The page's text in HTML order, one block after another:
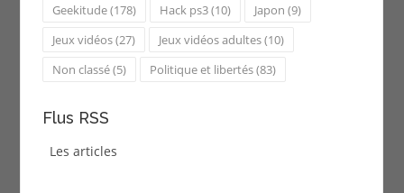
Geekitude(178) Hack ps3(10) Japon (9)
Jeux vidéos(27) Jeux vidéos adultes(10)
Non classé(5) Politique et libertés(83)
Flus RSS
Les articles